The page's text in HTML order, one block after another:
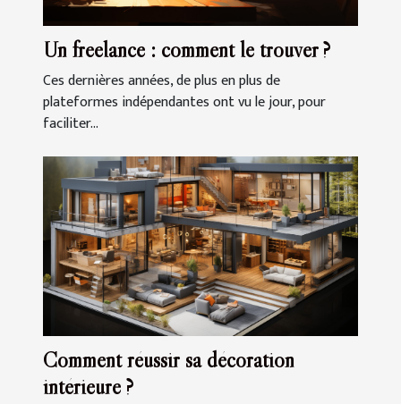
Un freelance : comment le trouver ?
Ces dernières années, de plus en plus de
plateformes indépendantes ont vu le jour, pour
faciliter...
Comment réussir sa décoration
intérieure ?